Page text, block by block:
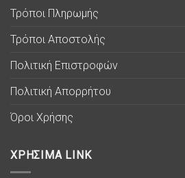
Τρόποι Πληρωμής
Τρόποι Αποστολής
Πολιτική Επιστροφών
Πολιτική Απορρήτου
Όροι Χρήσης
ΧΡΗΣΙΜΑ LINK